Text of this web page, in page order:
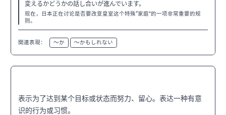
変えるかどうかの話し合いが進んでいます。
现在，日本正在讨论是否要改变皇室这个特殊“家庭”的一项非常重要的规
则。
関連表現： 〜か 〜かもしれない
表示为了达到某个目标或状态而努力、留心。表达一种有意
识的行为或习惯。